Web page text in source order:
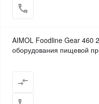
AIMOL Foodline Gear 460
оборудования пищевой